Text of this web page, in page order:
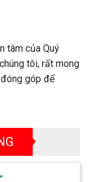
tâm của Quý
tôi, rất mong
góp để